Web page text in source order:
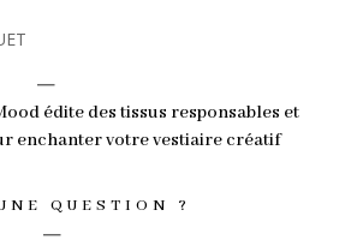
édite des tissus responsables et
enchanter votre vestiaire créatif
QUESTION ?
_